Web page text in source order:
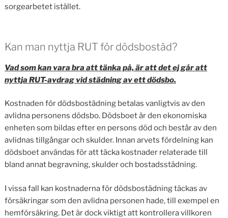
sorgearbetet istället.
Kan man nyttja RUT för dödsbostäd?
Vad som kan vara bra att tänka på, är att det ej går att
nyttja RUT-avdrag vid städning av ett dödsbo.
Kostnaden för dödsbostädning betalas vanligtvis av den
avlidna personens dödsbo. Dödsboet är den ekonomiska
enheten som bildas efter en persons död och består av den
avlidnas tillgångar och skulder. Innan arvets fördelning kan
dödsboet användas för att täcka kostnader relaterade till
bland annat begravning, skulder och bostadsstädning.
I vissa fall kan kostnaderna för dödsbostädning täckas av
försäkringar som den avlidna personen hade, till exempel en
hemförsäkring. Det är dock viktigt att kontrollera villkoren